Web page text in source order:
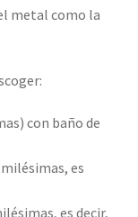
metal como la
con baño de
es
es decir,